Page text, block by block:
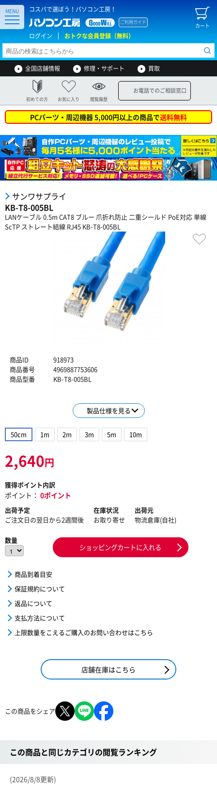
コスパで選ぼう！パソコン工房！
カート
ご利用ガイド
ログイン おトクな会員登録（無料）
MENU
全国店舗情報 修理・サポート 買取
初めての方 お気に入り 閲覧履歴
お電話でのご相談窓口
PCパーツ・周辺機器 5,000円以上の商品で送料無料
サンワサプライ
KB-T8-005BL
LANケーブル 0.5m CAT8 ブルー 爪折れ防止 二重シールド PoE対応 単線
ScTP ストレート結線 RJ45 KB-T8-005BL
商品ID
918973
商品番号
4969887753606
商品型番
KB-T8-005BL
製品仕様を見る
50cm 1m 2m 3m 5m 10m
2,640円
獲得ポイント内訳
ポイント： 0ポイント
出荷予定
ご注文日の翌日から2週間後
在庫状況
お取り寄せ
出荷元
物流倉庫(自社)
数量
ショッピングカートに入れる
商品到着目安
保証規約について
返品について
支払方法について
上限数量をこえるご購入のお問い合わせはこちら
店舗在庫はこちら
この商品をシェア
この商品と同じカテゴリの閲覧ランキング
(2026/8/8更新)